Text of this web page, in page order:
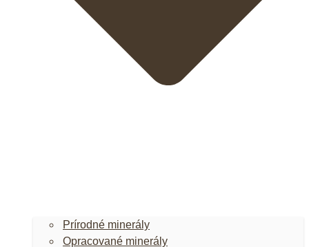
Prírodné minerály
Opracované minerály